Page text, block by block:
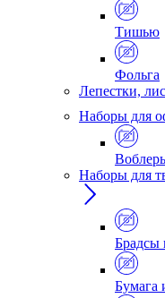
Тишью
Фольга
Лепестки,
Наборы для
Наборы для
Бумага